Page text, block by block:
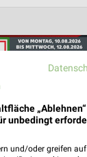
unbedingt
und/oder greifen